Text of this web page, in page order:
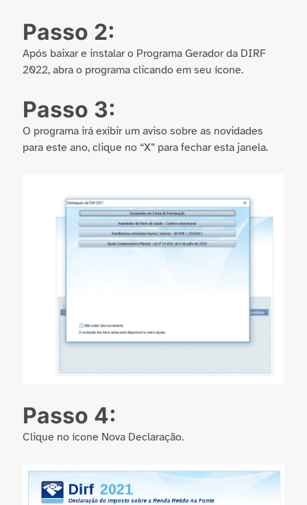
Passo 2:
Após baixar e instalar o Programa Gerador da DIRF
2022, abra o programa clicando em seu ícone.
Passo 3:
O programa irá exibir um aviso sobre as novidades
para este ano, clique no “X” para fechar esta janela.
Passo 4:
Clique no ícone Nova Declaração.